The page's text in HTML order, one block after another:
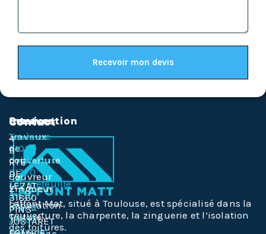
Recevoir mon devis
Laffont Mat, situé à Toulouse, est spécialisé dans la
couverture, la charpente, la zinguerie et l’isolation
des toitures.
Services
Travaux
de
couverture
Couvreur
Zingueur
Réparation
Toiture
Intervention
Toulouse
31000
Colomiers
31770
Tournefeuille
31170
Muret
31600
Blagnac
Contact
4
B
RTE
DE
LEZAT
31860
PINS-
JUSTARET